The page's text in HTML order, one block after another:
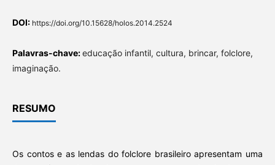
DOI: https://doi.org/10.15628/holos.2014.2524
Palavras-chave:educação infantil, cultura, brincar, folclore,
imaginação.
RESUMO
Os contos e as lendas do folclore brasileiro apresentam uma